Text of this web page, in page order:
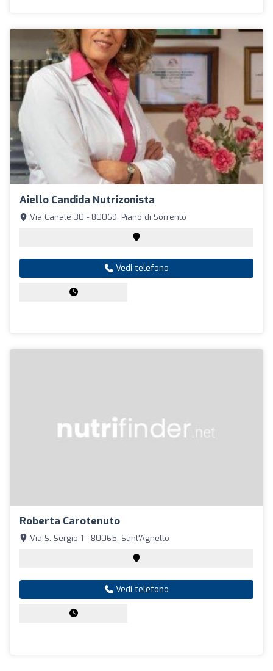
Aiello Candida Nutrizonista
Via Canale 30 - 80069, Piano di Sorrento
Vedi telefono
Roberta Carotenuto
Via S. Sergio 1 - 80065, Sant'Agnello
Vedi telefono